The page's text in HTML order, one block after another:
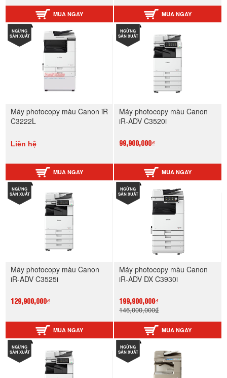
MUA NGAY MUA NGAY
NGỪNG
SẢN XUẤT
Máy photocopy màu Canon iR
C3222L
Liên hệ
MUA NGAY
NGỪNG
SẢN XUẤT
Máy photocopy màu Canon
iR-ADV C3520i
99,900,000₫
MUA NGAY
NGỪNG
SẢN XUẤT
Máy photocopy màu Canon
iR-ADV C3525i
129,900,000₫
MUA NGAY
NGỪNG
SẢN XUẤT
Máy photocopy màu Canon
iR-ADV DX C3930i
199,900,000₫
146,000,000₫
MUA NGAY
NGỪNG
SẢN XUẤT
NGỪNG
SẢN XUẤT